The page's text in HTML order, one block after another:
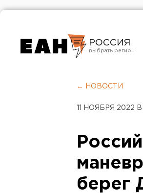
РОССИЯ
Челябинск
← НОВОСТИ
11 НОЯБРЯ 2022 В
берег